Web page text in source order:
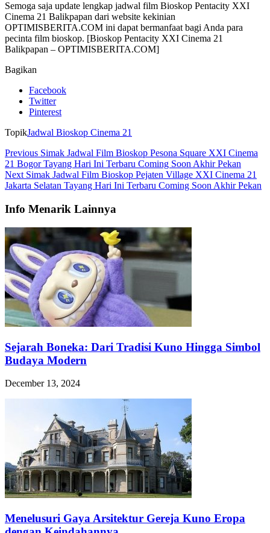
Semoga saja update lengkap jadwal film Bioskop Pentacity XXI
Cinema 21 Balikpapan dari website kekinian
OPTIMISBERITA.COM ini dapat bermanfaat bagi Anda para
pecinta film bioskop. [Bioskop Pentacity XXI Cinema 21
Balikpapan – OPTIMISBERITA.COM]
Bagikan
Facebook
Twitter
Pinterest
TopikJadwal Bioskop Cinema 21
Previous Simak Jadwal Film Bioskop Pesona Square XXI Cinema
21 Bogor Tayang Hari Ini Terbaru Coming Soon Akhir Pekan
NextSimak Jadwal Film Bioskop Pejaten Village XXI Cinema 21
Jakarta Selatan Tayang Hari Ini Terbaru Coming Soon Akhir Pekan
Info Menarik Lainnya
Sejarah Boneka: Dari Tradisi Kuno Hingga Simbol
Budaya Modern
December 13, 2024
Menelusuri Gaya Arsitektur Gereja Kuno Eropa